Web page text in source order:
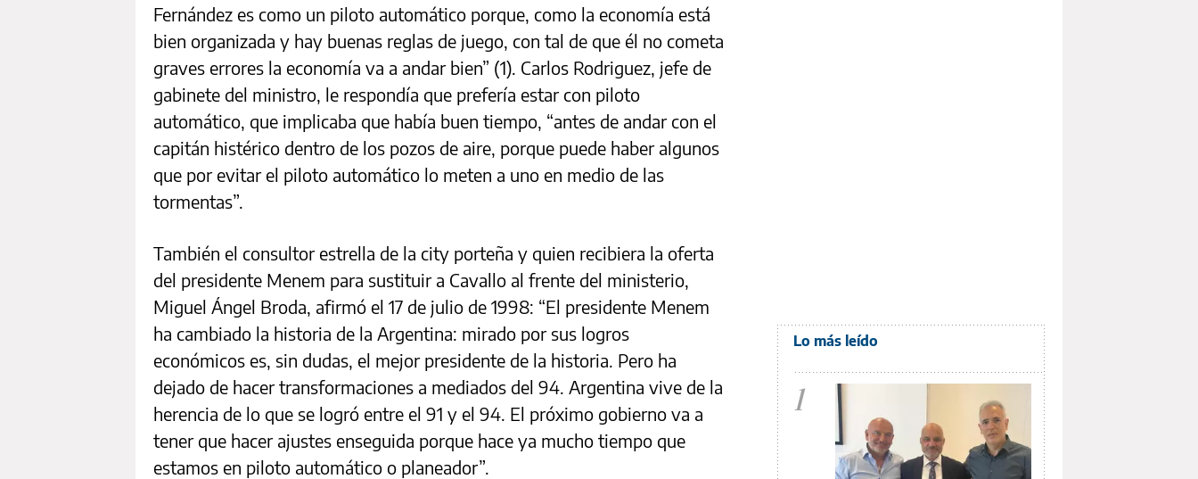
Fernández es como un piloto automático porque, como la economía está
bien organizada y hay buenas reglas de juego, con tal de que él no cometa
graves errores la economía va a andar bien” (1). Carlos Rodriguez, jefe de
gabinete del ministro, le respondía que prefería estar con piloto
automático, que implicaba que había buen tiempo, “antes de andar con el
capitán histérico dentro de los pozos de aire, porque puede haber algunos
que por evitar el piloto automático lo meten a uno en medio de las
tormentas”.
También el consultor estrella de la city porteña y quien recibiera la oferta
del presidente Menem para sustituir a Cavallo al frente del ministerio,
Miguel Ángel Broda, afirmó el 17 de julio de 1998: “El presidente Menem
ha cambiado la historia de la Argentina: mirado por sus logros
económicos es, sin dudas, el mejor presidente de la historia. Pero ha
dejado de hacer transformaciones a mediados del 94. Argentina vive de la
herencia de lo que se logró entre el 91 y el 94. El próximo gobierno va a
tener que hacer ajustes enseguida porque hace ya mucho tiempo que
estamos en piloto automático o planeador”.
Lo más leído
1